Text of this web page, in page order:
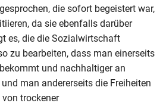
die sofort begeistert war,
da sie ebenfalls darüber
es, die die Sozialwirtschaft
zu bearbeiten, dass man einerseits
und nachhaltiger an
man andererseits die Freiheiten
trockener